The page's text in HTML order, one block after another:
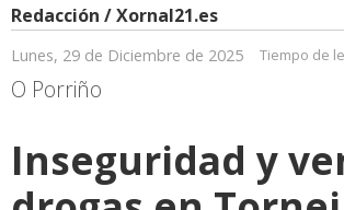
Redacción / Xornal21.es
Lunes, 29 de Diciembre de 2025 Tiempo de
O Porriño
Inseguridad y